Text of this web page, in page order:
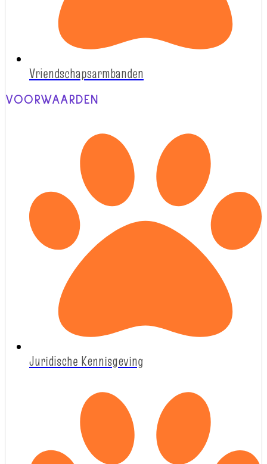
Vriendschapsarmbanden
VOORWAARDEN
Juridische Kennisgeving